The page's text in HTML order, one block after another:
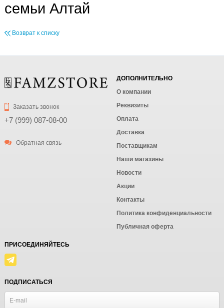
семьи Алтай
Возврат к списку
Заказать звонок
+7 (999) 087-08-00
Обратная связь
ДОПОЛНИТЕЛЬНО
О компании
Реквизиты
Оплата
Доставка
Поставщикам
Наши магазины
Новости
Акции
Контакты
Политика конфиденциальности
Публичная оферта
ПРИСОЕДИНЯЙТЕСЬ
ПОДПИСАТЬСЯ